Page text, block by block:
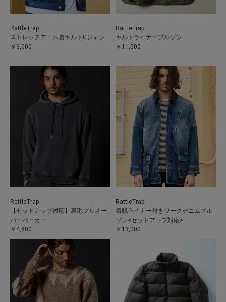
RattleTrap
ストレッチデニム裏キルトGジャン
￥6,000
RattleTrap
キルトライナーブルゾン
￥11,500
RattleTrap
【セットアップ対応】裏毛プルオー
バーパーカー
￥4,800
RattleTrap
着脱ライナー付きワークデニムブル
ゾン<セットアップ対応>
￥13,000